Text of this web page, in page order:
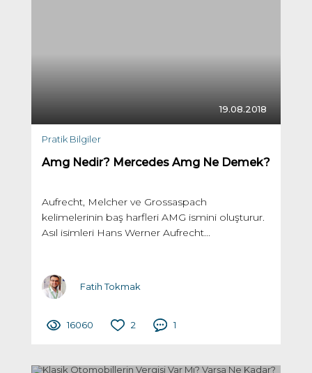
19.08.2018
Pratik Bilgiler
Amg Nedir? Mercedes Amg Ne Demek?
Aufrecht, Melcher ve Grossaspach
kelimelerinin baş harfleri AMG ismini oluşturur.
Asıl isimleri Hans Werner Aufrecht...
Fatih Tokmak
16060 2 1